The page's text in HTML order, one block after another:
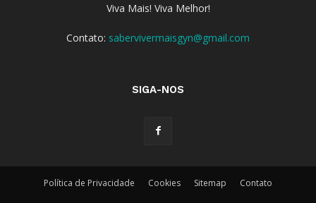
Viva Mais! Viva Melhor!
Contato: sabervivermaisgyn@gmail.com
SIGA-NOS
Política de Privacidade Cookies Sitemap Contato